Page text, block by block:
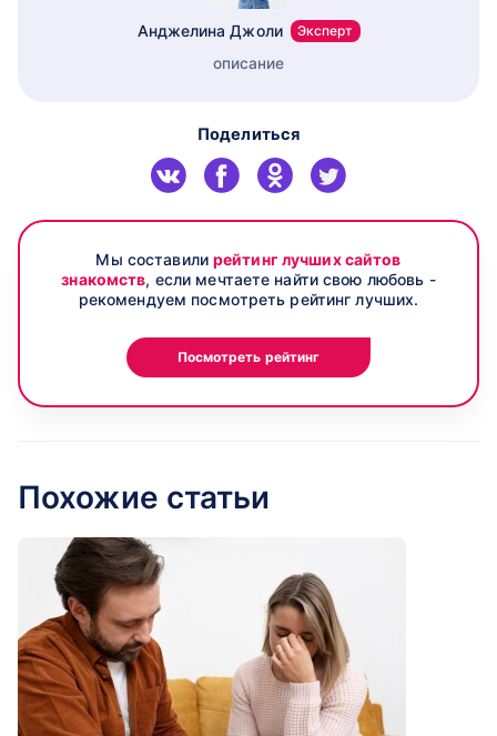
Анджелина Джоли Эксперт
описание
Поделиться
Мы составилирейтинг лучших сайтов
знакомств, если мечтаете найти свою любовь -
рекомендуем посмотреть рейтинг лучших.
Посмотреть рейтинг
Похожие статьи